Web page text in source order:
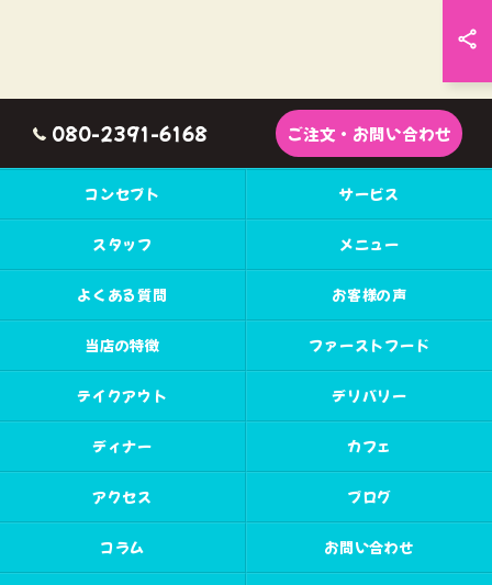
080-2391-6168 ご注文・お問い合わせ
コンセプト サービス
スタッフ メニュー
よくある質問 お客様の声
当店の特徴 ファーストフード
テイクアウト デリバリー
ディナー カフェ
アクセス ブログ
コラム お問い合わせ